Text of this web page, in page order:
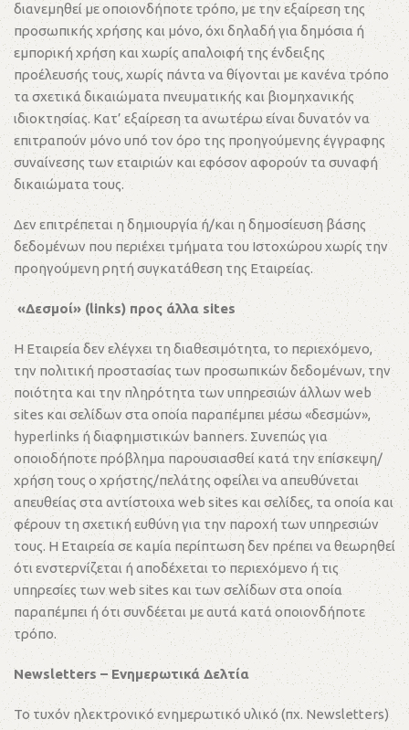
διανεμηθεί με οποιονδήποτε τρόπο, με την εξαίρεση της
προσωπικής χρήσης και μόνο, όχι δηλαδή για δημόσια ή
εμπορική χρήση και χωρίς απαλοιφή της ένδειξης
προέλευσής τους, χωρίς πάντα να θίγονται με κανένα τρόπο
τα σχετικά δικαιώματα πνευματικής και βιομηχανικής
ιδιοκτησίας. Κατ’ εξαίρεση τα ανωτέρω είναι δυνατόν να
επιτραπούν μόνο υπό τον όρο της προηγούμενης έγγραφης
συναίνεσης των εταιριών και εφόσον αφορούν τα συναφή
δικαιώματα τους.
Δεν επιτρέπεται η δημιουργία ή/και η δημοσίευση βάσης
δεδομένων που περιέχει τμήματα του Ιστοχώρου χωρίς την
προηγούμενη ρητή συγκατάθεση της Εταιρείας.
«Δεσμοί» (links) προς άλλα sites
Η Εταιρεία δεν ελέγχει τη διαθεσιμότητα, το περιεχόμενο,
την πολιτική προστασίας των προσωπικών δεδομένων, την
ποιότητα και την πληρότητα των υπηρεσιών άλλων web
sites και σελίδων στα οποία παραπέμπει μέσω «δεσμών»,
hyperlinks ή διαφημιστικών banners. Συνεπώς για
οποιοδήποτε πρόβλημα παρουσιασθεί κατά την επίσκεψη/
χρήση τους ο χρήστης/πελάτης οφείλει να απευθύνεται
απευθείας στα αντίστοιχα web sites και σελίδες, τα οποία και
φέρουν τη σχετική ευθύνη για την παροχή των υπηρεσιών
τους. Η Εταιρεία σε καμία περίπτωση δεν πρέπει να θεωρηθεί
ότι ενστερνίζεται ή αποδέχεται το περιεχόμενο ή τις
υπηρεσίες των web sites και των σελίδων στα οποία
παραπέμπει ή ότι συνδέεται με αυτά κατά οποιονδήποτε
τρόπο.
Newsletters – Ενημερωτικά Δελτία
Το τυχόν ηλεκτρονικό ενημερωτικό υλικό (πχ. Newsletters)